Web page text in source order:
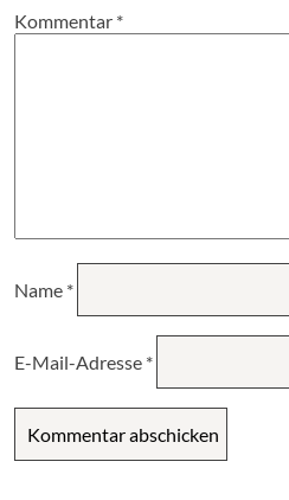
Kommentar *
Name *
E-Mail-Adresse *